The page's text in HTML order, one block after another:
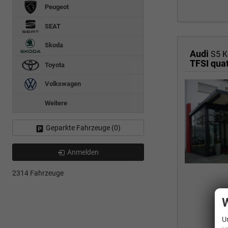
Audi S5
Peugeot
SEAT
Skoda
Toyota
Volkswagen
Weitere
Geparkte Fahrzeuge (0)
Anmelden
2314 Fahrzeuge